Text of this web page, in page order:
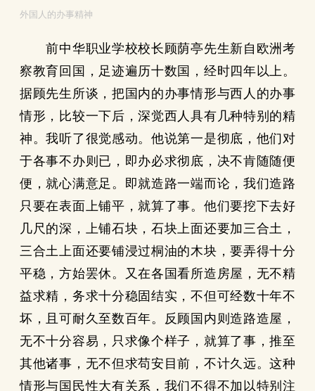
外国人的办事精神
前中华职业学校校长顾荫亭先生新自欧洲考
察教育回国，足迹遍历十数国，经时四年以上。
据顾先生所谈，把国内的办事情形与西人的办事
情形，比较一下后，深觉西人具有几种特别的精
神。我听了很觉感动。他说第一是彻底，他们对
于各事不办则已，即办必求彻底，决不肯随随便
便，就心满意足。即就造路一端而论，我们造路
只要在表面上铺平，就算了事。他们要挖下去好
几尺的深，上铺石块，石块上面还要加三合土，
三合土上面还要铺浸过桐油的木块，要弄得十分
平稳，方始罢休。又在各国看所造房屋，无不精
益求精，务求十分稳固结实，不但可经数十年不
坏，且可耐久至数百年。反顾国内则造路造屋，
无不十分容易，只求像个样子，就算了事，推至
其他诸事，无不但求苟安目前，不计久远。这种
情形与国民性大有关系，我们不得不加以特别注